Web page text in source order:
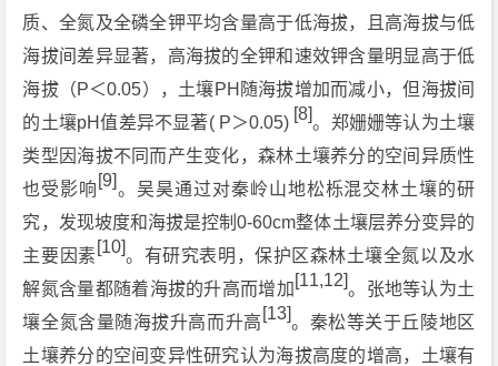
质、全氮及全磷全钾平均含量高于低海拔，且高海拔与低
海拔间差异显著，高海拔的全钾和速效钾含量明显高于低
海拔（P＜0.05），土壤PH随海拔增加而减小，但海拔间
的土壤pH值差异不显著( P＞0.05) [8]。郑姗姗等认为土壤
类型因海拔不同而产生变化，森林土壤养分的空间异质性
也受影响 [9]。吴昊通过对秦岭山地松栎混交林土壤的研
究，发现坡度和海拔是控制0-60cm整体土壤层养分变异的
主要因素[10]。有研究表明，保护区森林土壤全氮以及水
解氮含量都随着海拔的升高而增加 [11,12]。张地等认为土
壤全氮含量随海拔升高而升高 [13]。秦松等关于丘陵地区
土壤养分的空间变异性研究认为海拔高度的增高，土壤有